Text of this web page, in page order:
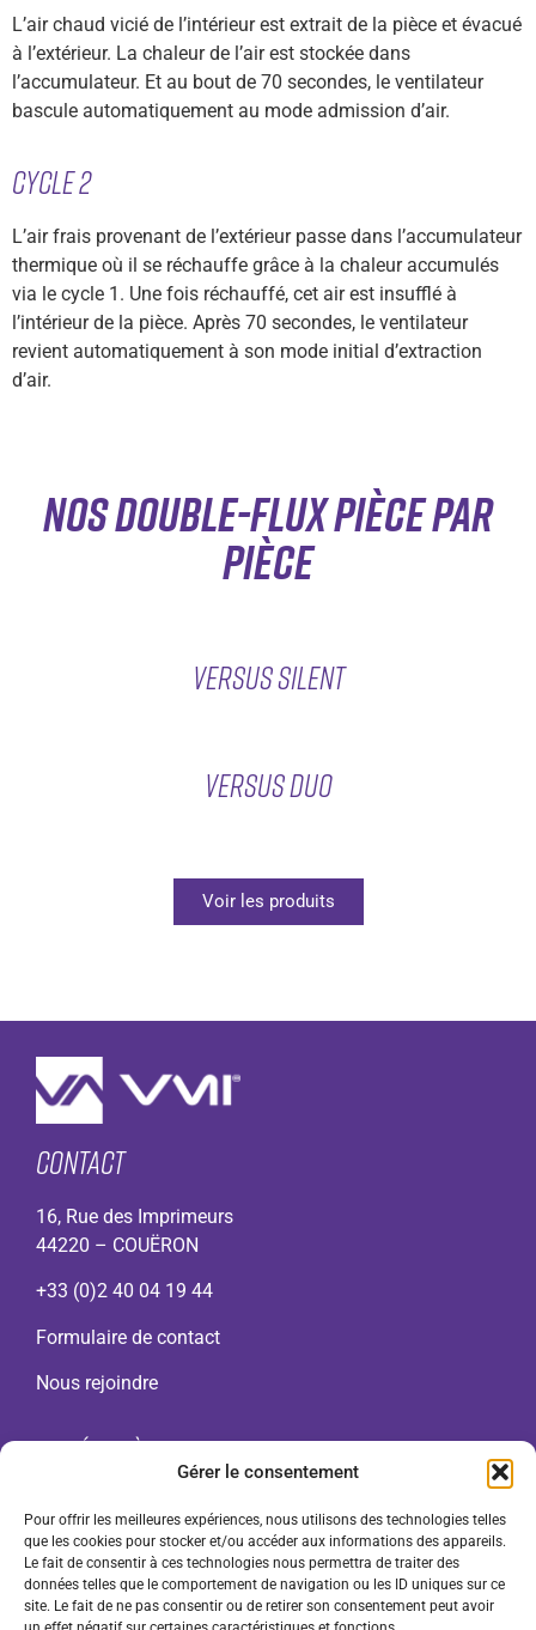
Gérer le consentement
Pour offrir les meilleures expériences, nous utilisons des technologies telles
que les cookies pour stocker et/ou accéder aux informations des appareils.
Le fait de consentir à ces technologies nous permettra de traiter des
données telles que le comportement de navigation ou les ID uniques sur ce
site. Le fait de ne pas consentir ou de retirer son consentement peut avoir
L’air chaud vicié de l’intérieur est extrait de la pièce et évacué
à l’extérieur. La chaleur de l’air est stockée dans
l’accumulateur. Et au bout de 70 secondes, le ventilateur
bascule automatiquement au mode admission d’air.
Cycle 2
L’air frais provenant de l’extérieur passe dans l’accumulateur
thermique où il se réchauffe grâce à la chaleur accumulés
via le cycle 1. Une fois réchauffé, cet air est insufflé à
l’intérieur de la pièce. Après 70 secondes, le ventilateur
revient automatiquement à son mode initial d’extraction
d’air.
Nos double-flux pièce par
pièce
versus silent
VERSUS DUO
Voir les produits
CONTACT
16, Rue des Imprimeurs
44220 – COUËRON
+33 (0)2 40 04 19 44
Formulaire de contact
Nous rejoindre
A propos
Gamme VMI
Contact
F.A.Q.
Mentions légales